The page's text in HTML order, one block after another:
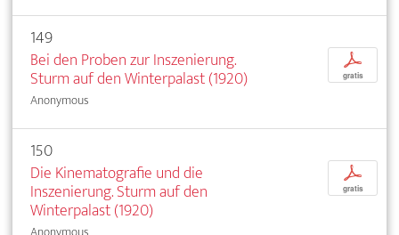
149
Bei den Proben zur Inszenierung.
Sturm auf den Winterpalast (1920)
Anonymous
p
gratis
150
Die Kinematografie und die
Inszenierung. Sturm auf den
Winterpalast (1920)
p
gratis